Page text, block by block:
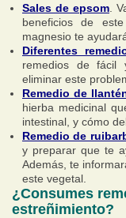
Sales de epsom .
beneficios de
magnesio te
Diferentes
remedios de fácil
eliminar este
Remedio de
hierba medicinal
intestinal, y cómo
Remedio de
y preparar que te
Además, te
este vegetal.
¿Consumes
estreñimiento?